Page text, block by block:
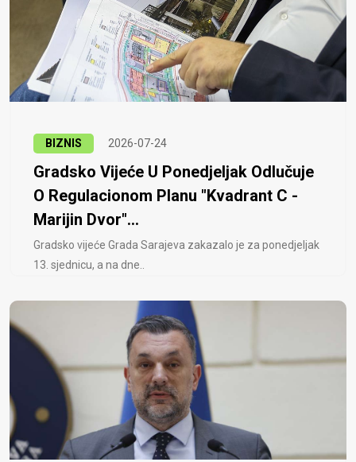
BIZNIS 2026-07-24
Gradsko Vijeće U Ponedjeljak Odlučuje
O Regulacionom Planu "Kvadrant C -
Marijin Dvor"...
Gradsko vijeće Grada Sarajeva zakazalo je za ponedjeljak
13. sjednicu, a na dne..